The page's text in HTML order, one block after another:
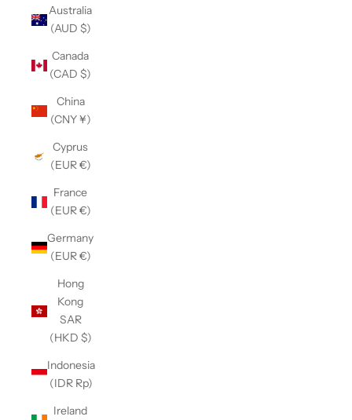
Australia
(AUD $)
Canada
(CAD $)
China
(CNY ¥)
Cyprus
(EUR €)
France
(EUR €)
Germany
(EUR €)
Hong
Kong
SAR
(HKD $)
Indonesia
(IDR Rp)
Ireland